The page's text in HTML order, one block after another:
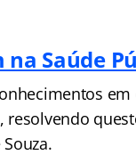
Saúde
resolvendo